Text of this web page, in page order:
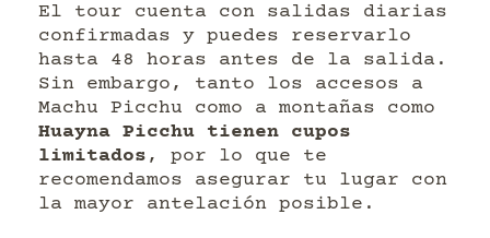
El tour cuenta con salidas diarias
confirmadas y puedes reservarlo
hasta 48 horas antes de la salida.
Sin embargo, tanto los accesos a
Machu Picchu como a montañas como
Huayna Picchu tienen cupos
limitados , por lo que te
recomendamos asegurar tu lugar con
la mayor antelación posible.